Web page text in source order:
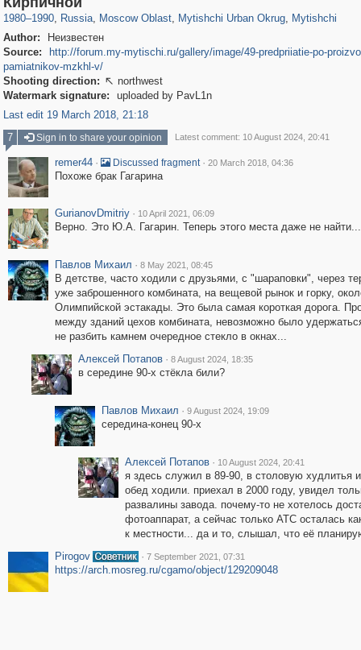
1980–1990, Russia, Moscow Oblast, Mytishchi Urban Okrug, Mytishchi
Author:
Неизвестен
Source:
http://forum.my-mytischi.ru/gallery/image/49-predpriiatie-po-
pamiatnikov-mzkhl-v/
Shooting direction:  northwest
Watermark signature:
uploaded by PavL1n
Last edit 19 March 2018, 21:18
7
Sign in to share your opinion Latest comment: 10 August 2024, 20:41
remer44 · Discussed fragment · 20 March 2018, 04:36
Похоже брак Гагарина
GurianovDmitriy · 10 April 2021, 06:09
Верно. Это Ю.А. Гагарин. Теперь этого места даже не найти...
Павлов Михаил · 8 May 2021, 08:45
В детстве, часто ходили с друзьями, с "шараповки", через
уже заброшенного комбината, на вещевой рынок и горку,
Олимпийской эстакады. Это была самая короткая дорога.
между зданий цехов комбината, невозможно было
не разбить камнем очередное стекло в окнах...
Алексей Потапов · 8 August 2024, 18:35
в середине 90-х стёкла били?
Павлов Михаил · 9 August 2024, 19:09
середина-конец 90-х
Алексей Потапов · 10 August 2024, 20:41
я здесь служил в 89-90, в столовую худлитья
обед ходили. приехал в 2000 году, увидел
развалины завода. почему-то не хотелось
фотоаппарат, а сейчас только АТС осталась
к местности... да и то, слышал, что её
Pirogov
· 7 September 2021, 07:31
https://arch.mosreg.ru/cgamo/object/129209048